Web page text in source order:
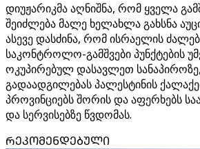
დიუჟარიკმა აღნიშნა, რომ ყველა
შეიძლება მალე ხელახლა გახსნა
ასევე დასძინა, რომ ისრაელის
საკონტროლო-გამშვები პუნქტების
ოკუპირებულ დასავლეთ
გადაადგილებას პალესტინის
პროვინციებს შორის და აფერხებს
და სერვისებზე წვდომას.
ᲠᲔᲙᲝᲛᲔᲜᲓᲔᲑᲣᲚᲘ